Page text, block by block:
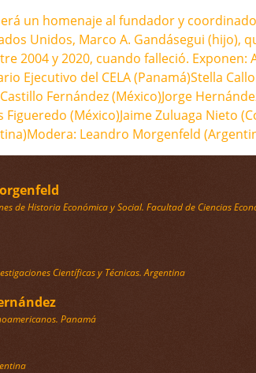
un homenaje al fundador y
Unidos, Marco A. Gandásegui (hijo),
2004 y 2020, cuando falleció. Exponen:
Ejecutivo del CELA (Panamá)Stella
Fernández (México)Jorge
Figueredo (México)Jaime Zuluaga Nieto
Leandro Morgenfeld
de Historia Económica y Social. Facultad de Ciencias
Científicas y Técnicas. Argentina
Panamá